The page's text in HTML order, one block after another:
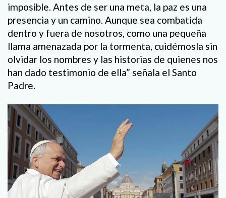
imposible. Antes de ser una meta, la paz es una
presencia y un camino. Aunque sea combatida
dentro y fuera de nosotros, como una pequeña
llama amenazada por la tormenta, cuidémosla sin
olvidar los nombres y las historias de quienes nos
han dado testimonio de ella” señala el Santo
Padre.